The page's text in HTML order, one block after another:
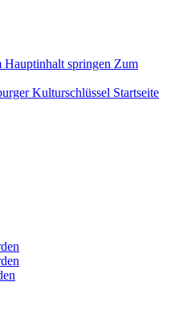
Hauptinhalt springen Zum